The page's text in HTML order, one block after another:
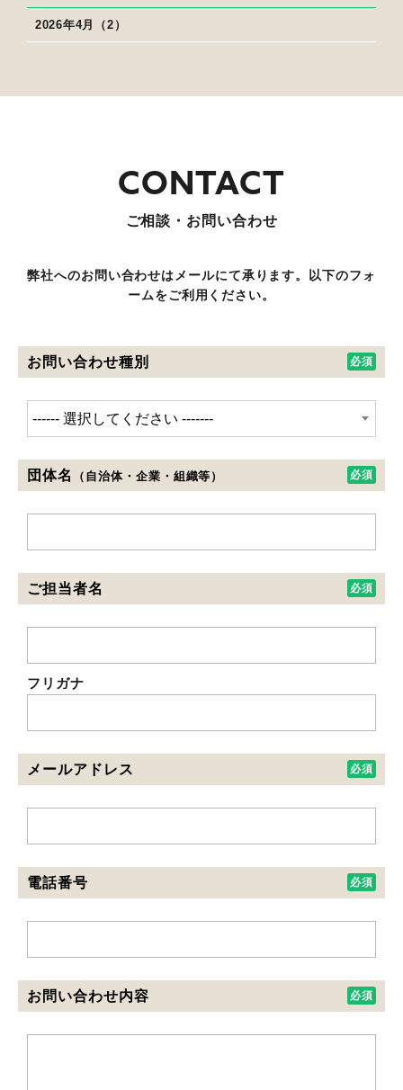
2026年4月（2）
ご相談・お問い合わせ
弊社へのお問い合わせはメールにて承ります。以下のフォ
ームをご利用ください。
お問い合わせ種別
団体名 （自治体・企業・組織等）
ご担当者名
フリガナ
メールアドレス
電話番号
お問い合わせ内容